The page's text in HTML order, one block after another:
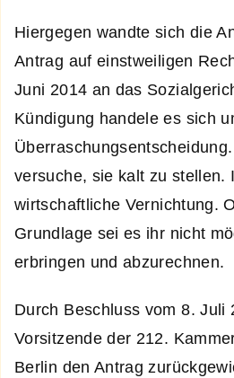
Hiergegen wandte sich die
Antrag auf einstweiligen
Juni 2014 an das
Kündigung handele es sich
versuche, sie kalt zu stellen.
wirtschaftliche Vernichtung.
Grundlage sei es ihr nicht
erbringen und abzurechnen.
Durch Beschluss vom 8. Juli
Vorsitzende der 212.
Berlin den Antrag